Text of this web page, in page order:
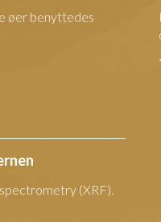
øer benyttedes
(XRF).